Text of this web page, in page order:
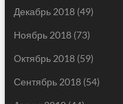
Декабрь 2018(49)
Ноябрь 2018(73)
Октябрь 2018(59)
Сентябрь 2018(54)